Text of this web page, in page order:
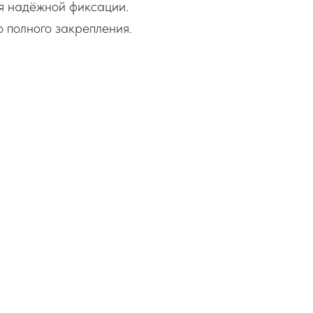
надёжной фиксации.
закрепления.